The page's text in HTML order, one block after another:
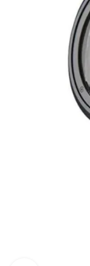
Câbles et
Cages & Grips
Cartes de Capture